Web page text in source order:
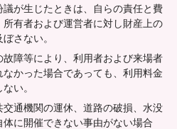
が生じたときは、自らの責任と費
有者および運営者に対し財産上の
さない。
障等により、利用者および来場者
かった場合であっても、利用料金
い。
通機関の運休、道路の破損、水没
に開催できない事由がない場合